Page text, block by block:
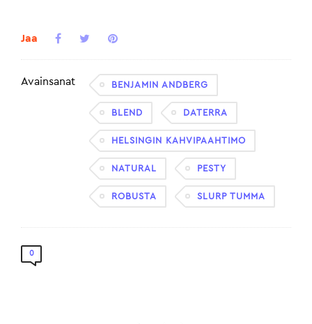
Jaa
Avainsanat BENJAMIN ANDBERG
BLEND DATERRA
HELSINGIN KAHVIPAAHTIMO
NATURAL PESTY
ROBUSTA SLURP TUMMA
0